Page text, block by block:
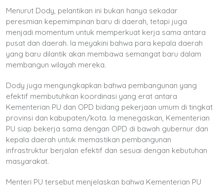
Menurut Dody, pelantikan ini bukan hanya sekadar
peresmian kepemimpinan baru di daerah, tetapi juga
menjadi momentum untuk memperkuat kerja sama antara
pusat dan daerah. Ia meyakini bahwa para kepala daerah
yang baru dilantik akan membawa semangat baru dalam
membangun wilayah mereka.
Dody juga mengungkapkan bahwa pembangunan yang
efektif membutuhkan koordinasi yang erat antara
Kementerian PU dan OPD bidang pekerjaan umum di tingkat
provinsi dan kabupaten/kota. Ia menegaskan, Kementerian
PU siap bekerja sama dengan OPD di bawah gubernur dan
kepala daerah untuk memastikan pembangunan
infrastruktur berjalan efektif dan sesuai dengan kebutuhan
masyarakat.
Menteri PU tersebut menjelaskan bahwa Kementerian PU